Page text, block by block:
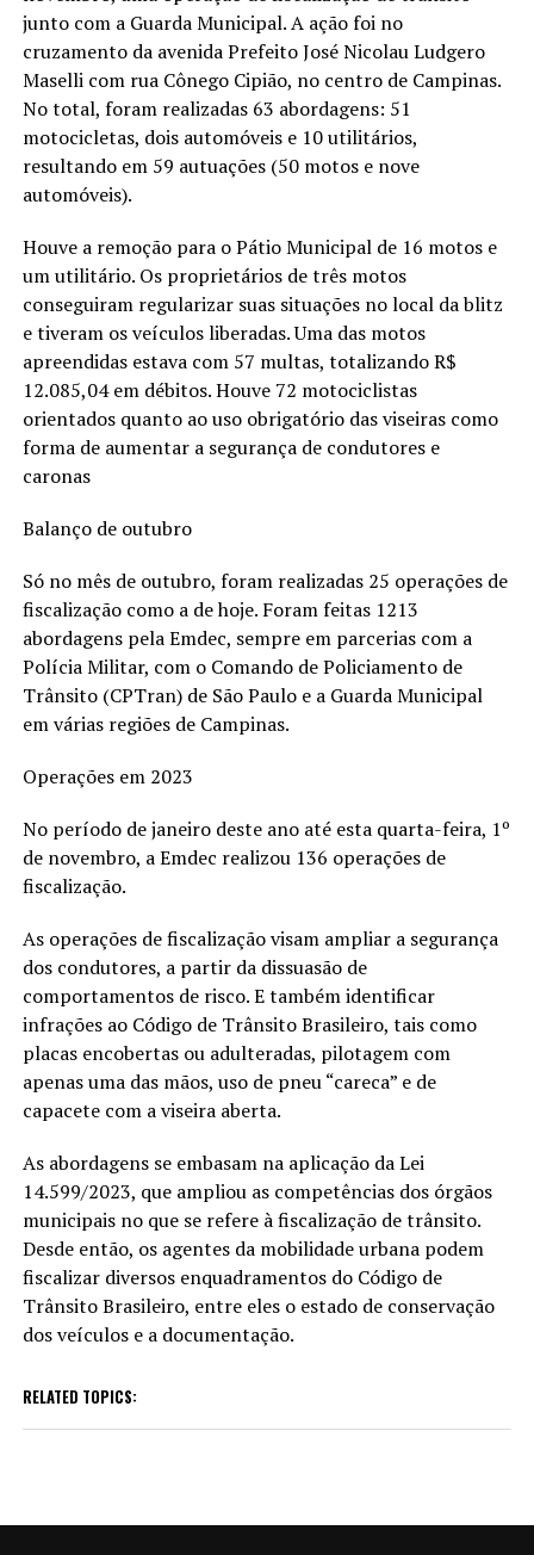
junto com a Guarda Municipal. A ação foi no
cruzamento da avenida Prefeito José Nicolau Ludgero
Maselli com rua Cônego Cipião, no centro de Campinas.
No total, foram realizadas 63 abordagens: 51
motocicletas, dois automóveis e 10 utilitários,
resultando em 59 autuações (50 motos e nove
automóveis).
Houve a remoção para o Pátio Municipal de 16 motos e
um utilitário. Os proprietários de três motos
conseguiram regularizar suas situações no local da blitz
e tiveram os veículos liberadas. Uma das motos
apreendidas estava com 57 multas, totalizando R$
12.085,04 em débitos. Houve 72 motociclistas
orientados quanto ao uso obrigatório das viseiras como
forma de aumentar a segurança de condutores e
caronas
Balanço de outubro
Só no mês de outubro, foram realizadas 25 operações de
fiscalização como a de hoje. Foram feitas 1213
abordagens pela Emdec, sempre em parcerias com a
Polícia Militar, com o Comando de Policiamento de
Trânsito (CPTran) de São Paulo e a Guarda Municipal
em várias regiões de Campinas.
Operações em 2023
No período de janeiro deste ano até esta quarta-feira, 1º
de novembro, a Emdec realizou 136 operações de
fiscalização.
As operações de fiscalização visam ampliar a segurança
dos condutores, a partir da dissuasão de
comportamentos de risco. E também identificar
infrações ao Código de Trânsito Brasileiro, tais como
placas encobertas ou adulteradas, pilotagem com
apenas uma das mãos, uso de pneu “careca” e de
capacete com a viseira aberta.
As abordagens se embasam na aplicação da Lei
14.599/2023, que ampliou as competências dos órgãos
municipais no que se refere à fiscalização de trânsito.
Desde então, os agentes da mobilidade urbana podem
fiscalizar diversos enquadramentos do Código de
Trânsito Brasileiro, entre eles o estado de conservação
dos veículos e a documentação.
RELATED TOPICS: